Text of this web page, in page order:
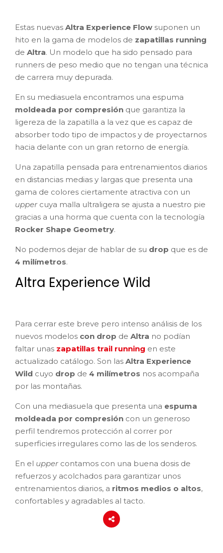
Estas nuevas Altra Experience Flow suponen un
hito en la gama de modelos de zapatillas running
de Altra. Un modelo que ha sido pensado para
runners de peso medio que no tengan una técnica
de carrera muy depurada.
En su mediasuela encontramos una espuma
moldeada por compresión que garantiza la
ligereza de la zapatilla a la vez que es capaz de
absorber todo tipo de impactos y de proyectarnos
hacia delante con un gran retorno de energía.
Una zapatilla pensada para entrenamientos diarios
en distancias medias y largas que presenta una
gama de colores ciertamente atractiva con un
upper cuya malla ultraligera se ajusta a nuestro pie
gracias a una horma que cuenta con la tecnología
Rocker Shape Geometry.
No podemos dejar de hablar de su drop que es de
4 milímetros.
Altra Experience Wild
Para cerrar este breve pero intenso análisis de los
nuevos modelos con drop de Altra no podían
faltar unas zapatillas trail running en este
actualizado catálogo. Son las Altra Experience
Wild cuyo drop de 4 milímetros nos acompaña
por las montañas.
Con una mediasuela que presenta una espuma
moldeada por compresión con un generoso
perfil tendremos protección al correr por
superficies irregulares como las de los senderos.
En el upper contamos con una buena dosis de
refuerzos y acolchados para garantizar unos
entrenamientos diarios, a ritmos medios o altos,
confortables y agradables al tacto.